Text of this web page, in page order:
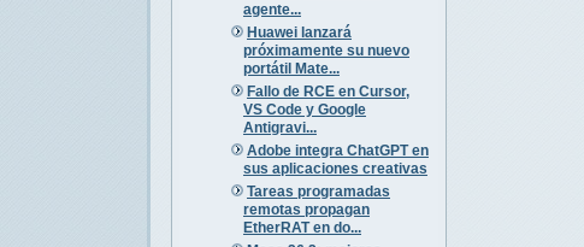
agente...
Huawei lanzará
próximamente su nuevo
portátil Mate...
Fallo de RCE en Cursor,
VS Code y Google
Antigravi...
Adobe integra ChatGPT en
sus aplicaciones creativas
Tareas programadas
remotas propagan
EtherRAT en do...